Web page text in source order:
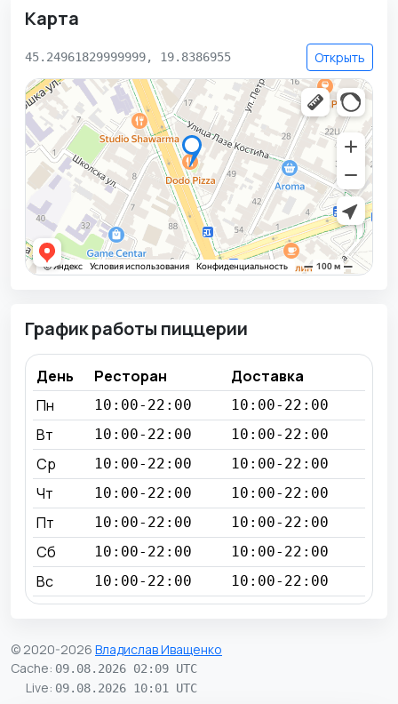
Карта
45.24961829999999, 19.8386955 Открыть
График работы пиццерии
День Ресторан
Доставка
Пн
10:00-22:00 10:00-22:00
Вт 10:00-22:00 10:00-22:00
Ср 10:00-22:00 10:00-22:00
Чт 10:00-22:00 10:00-22:00
Пт 10:00-22:00 10:00-22:00
Сб 10:00-22:00 10:00-22:00
Вс 10:00-22:00 10:00-22:00
© 2020-2026 Владислав Иващенко
Cache: 09.08.2026 02:09 UTC
Live: 09.08.2026 10:01 UTC